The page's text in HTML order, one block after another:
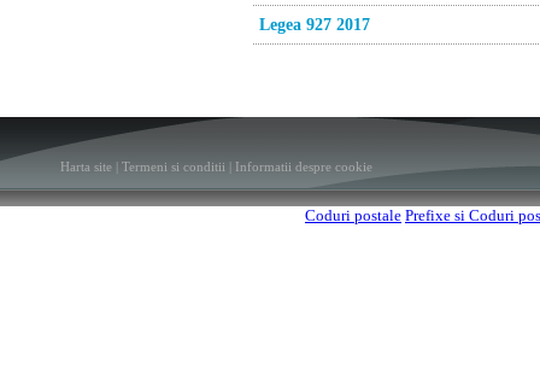
Legea 927 2017
Harta site Termeni si conditii Informatii despre cookie
Coduri postale Prefixe si Coduri